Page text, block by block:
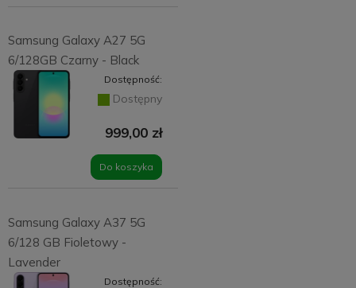
Samsung Galaxy A27 5G
6/128GB Czarny - Black
Dostępność:
Dostępny
999,00 zł
Do koszyka
Samsung Galaxy A37 5G
6/128 GB Fioletowy -
Lavender
Dostępność: